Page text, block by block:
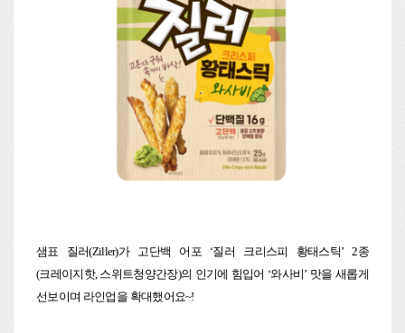
샘표 질러(Ziller)가 고단백 어포 ‘질러 크리스피 황태스틱’ 2종
(크레이지핫, 스위트청양간장)의 인기에 힘입어 ‘와사비’ 맛을 새롭게
선보이며 라인업을 확대했어요~!